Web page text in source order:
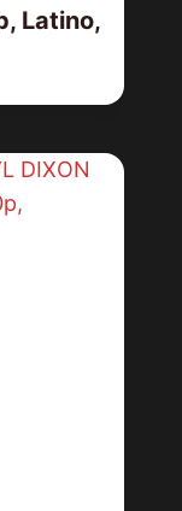
Latino,